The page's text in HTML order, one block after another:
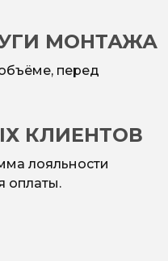
МОНТАЖА
перед
КЛИЕНТОВ
лояльности
оплаты.